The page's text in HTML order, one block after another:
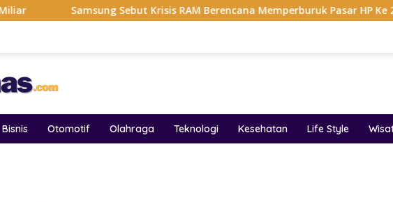
Samsung Sebut Krisis RAM Berencana Memperburuk Pasar HP Ke 2027
Bisnis Otomotif Olahraga Teknologi Kesehatan Life Style